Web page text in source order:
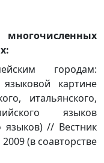
многочисленных
городам:
картине
итальянского,
языков
языков) // Вестник
(в соавторстве